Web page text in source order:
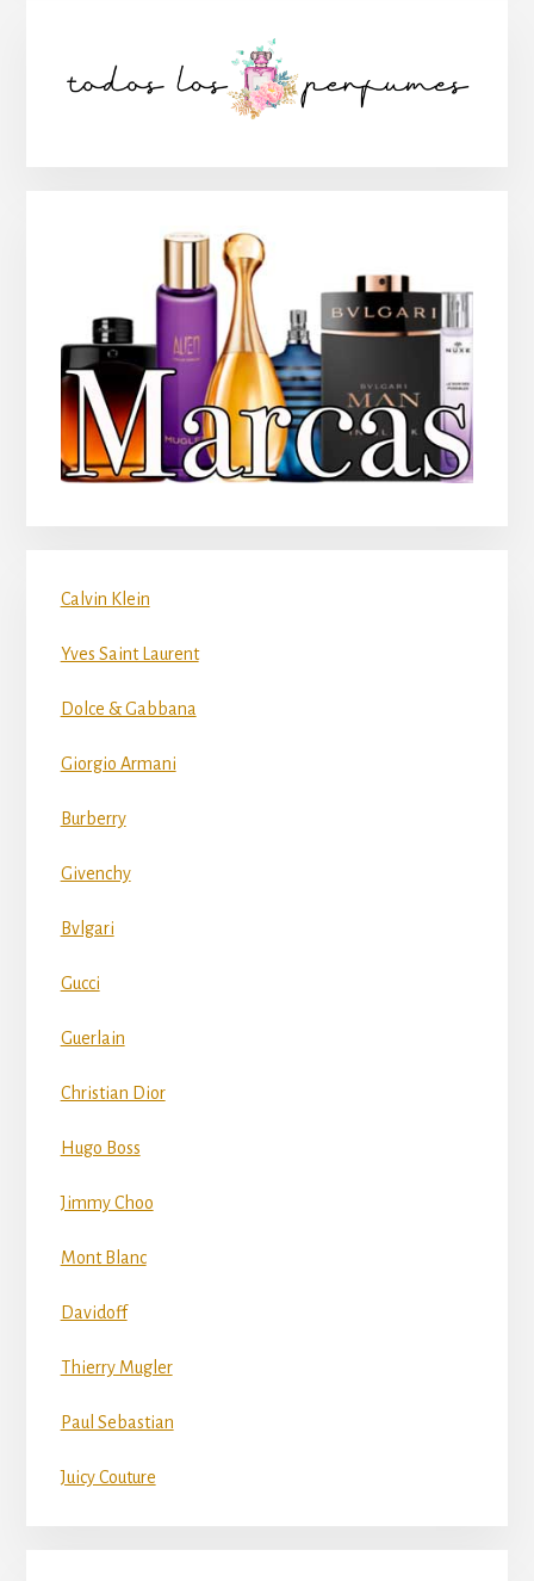
lateral
Calvin Klein
Yves Saint Laurent
Dolce & Gabbana
Giorgio Armani
Burberry
Givenchy
Bvlgari
Gucci
Guerlain
Christian Dior
Hugo Boss
Jimmy Choo
Mont Blanc
Davidoff
Thierry Mugler
Paul Sebastian
Juicy Couture